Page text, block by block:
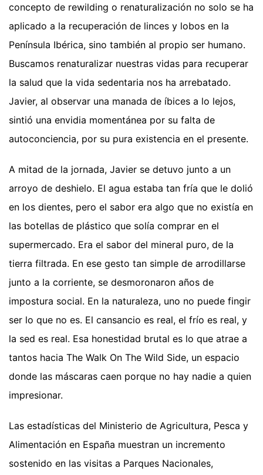
concepto de rewilding o renaturalización no solo se ha
aplicado a la recuperación de linces y lobos en la
Península Ibérica, sino también al propio ser humano.
Buscamos renaturalizar nuestras vidas para recuperar
la salud que la vida sedentaria nos ha arrebatado.
Javier, al observar una manada de íbices a lo lejos,
sintió una envidia momentánea por su falta de
autoconciencia, por su pura existencia en el presente.
A mitad de la jornada, Javier se detuvo junto a un
arroyo de deshielo. El agua estaba tan fría que le dolió
en los dientes, pero el sabor era algo que no existía en
las botellas de plástico que solía comprar en el
supermercado. Era el sabor del mineral puro, de la
tierra filtrada. En ese gesto tan simple de arrodillarse
junto a la corriente, se desmoronaron años de
impostura social. En la naturaleza, uno no puede fingir
ser lo que no es. El cansancio es real, el frío es real, y
la sed es real. Esa honestidad brutal es lo que atrae a
tantos hacia The Walk On The Wild Side, un espacio
donde las máscaras caen porque no hay nadie a quien
impresionar.
Las estadísticas del Ministerio de Agricultura, Pesca y
Alimentación en España muestran un incremento
sostenido en las visitas a Parques Nacionales,